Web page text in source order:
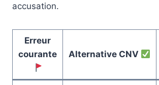
accusation.
Erreur
courante
Alternative CNV